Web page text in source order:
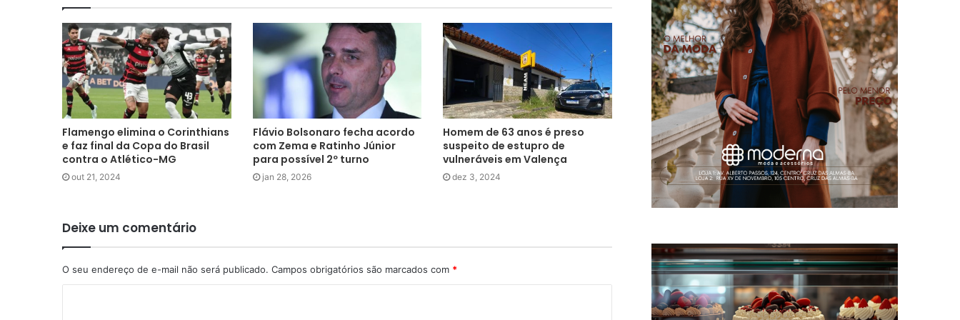
Flamengo elimina o Corinthians
e faz final da Copa do Brasil
contra o Atlético-MG
out 21, 2024
Flávio Bolsonaro fecha acordo
com Zema e Ratinho Júnior
para possível 2º turno
jan 28, 2026
Homem de 63 anos é preso
suspeito de estupro de
vulneráveis em Valença
dez 3, 2024
Deixe um comentário
O seu endereço de e-mail não será publicado. Campos obrigatórios são marcados com *